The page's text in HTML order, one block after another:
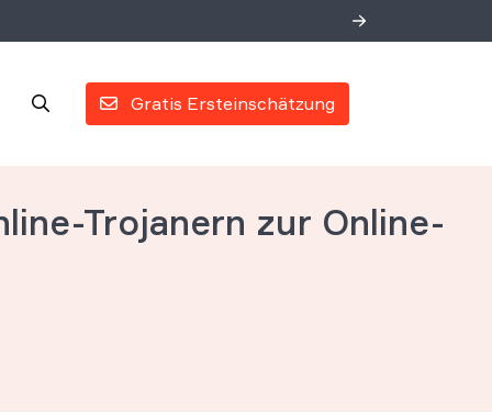
Gratis Ersteinschätzung
Trojanern zur Online-